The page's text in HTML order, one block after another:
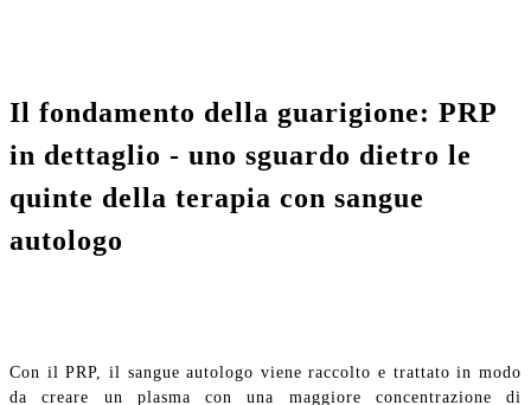
Il fondamento della guarigione: PRP
in dettaglio - uno sguardo dietro le
quinte della terapia con sangue
autologo
Con il PRP, il sangue autologo viene raccolto e trattato in modo
da creare un plasma con una maggiore concentrazione di